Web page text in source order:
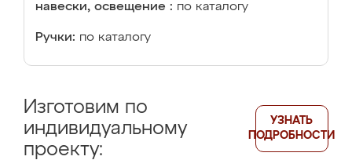
навески, освещение : по каталогу
Ручки: по каталогу
Изготовим по
индивидуальному
проекту:
УЗНАТЬ
ПОДРОБНОСТИ